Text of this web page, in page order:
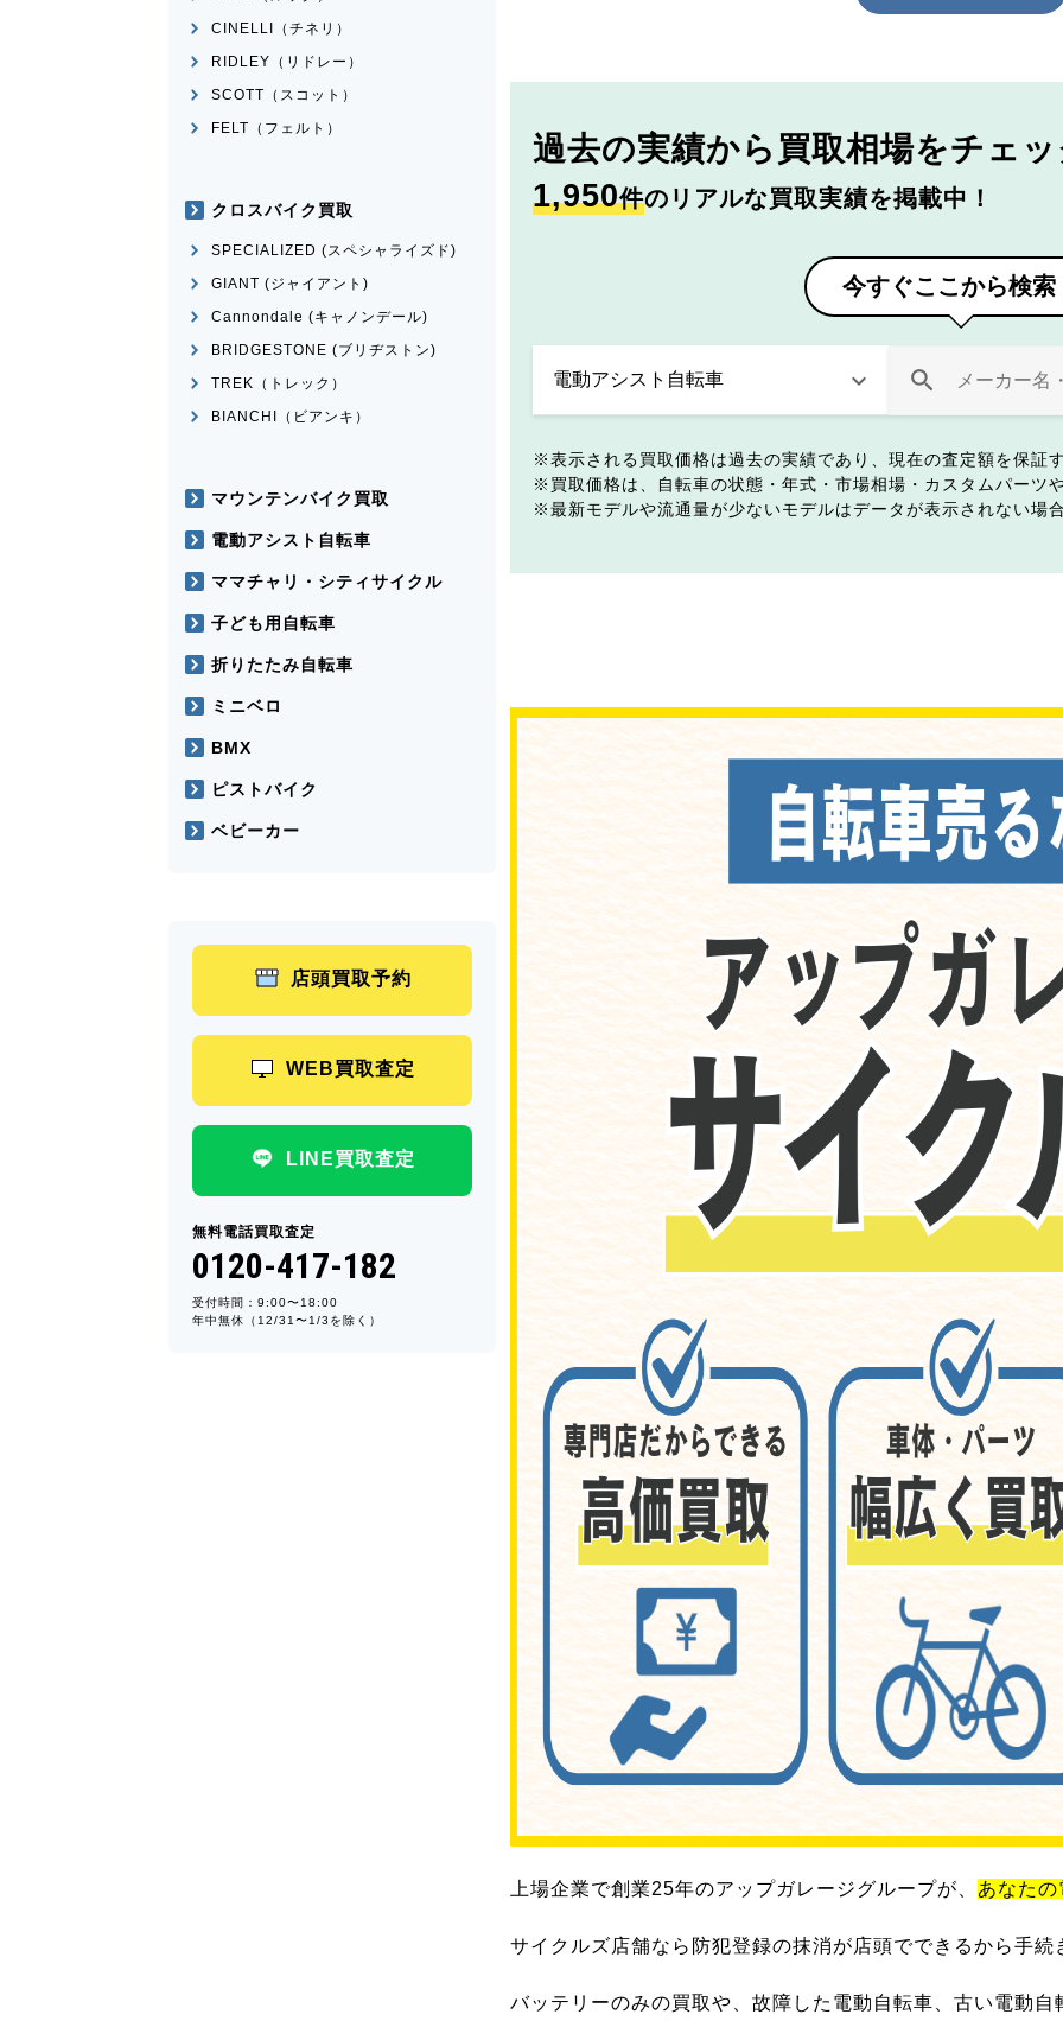
過去の実績から 買取相場をチェ
1,950件のリアルな買取実績を掲載中！
今すぐここから検索
表示される買取価格は過去の実績であり、現在の査定額を保証
買取価格は、自転車の状態・年式・市場相場・カスタムパーツ
最新モデルや流通量が少ないモデルはデータが表示されない場
上場企業で創業25年のアップガレージグループが、 あなた
サイクルズ店舗なら防犯登録の抹消が店頭でできるから手
バッテリーのみの買取や、故障した電動自転車、古い電動
CINELLI（チネリ）
RIDLEY（リドレー）
SCOTT（スコット）
FELT（フェルト）
クロスバイク買取
SPECIALIZED (スペシャライズド)
GIANT (ジャイアント)
Cannondale (キャノンデール)
BRIDGESTONE (ブリヂストン)
TREK（トレック）
BIANCHI（ビアンキ）
マウンテンバイク買取
電動アシスト自転車
ママチャリ・シティサイクル
子ども用自転車
折りたたみ自転車
ミニベロ
BMX
ピストバイク
ベビーカー
店頭買取予約
WEB買取査定
LINE買取査定
無料電話買取査定
0120-417-182
受付時間：9:00〜18:00
年中無休（12/31〜1/3を除く）